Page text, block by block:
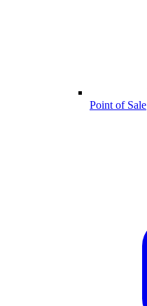
Point of Sale